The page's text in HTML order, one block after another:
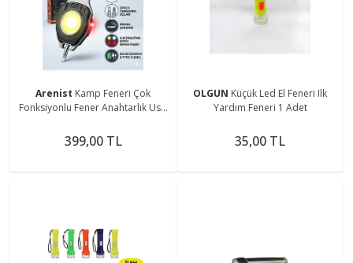
Arenist Kamp Feneri Çok
Fonksiyonlu Fener Anahtarlık Usb
Tornavida Açacak
399,00 TL
OLGUN Küçük Led El Feneri Ilk
Yardım Feneri 1 Adet
35,00 TL